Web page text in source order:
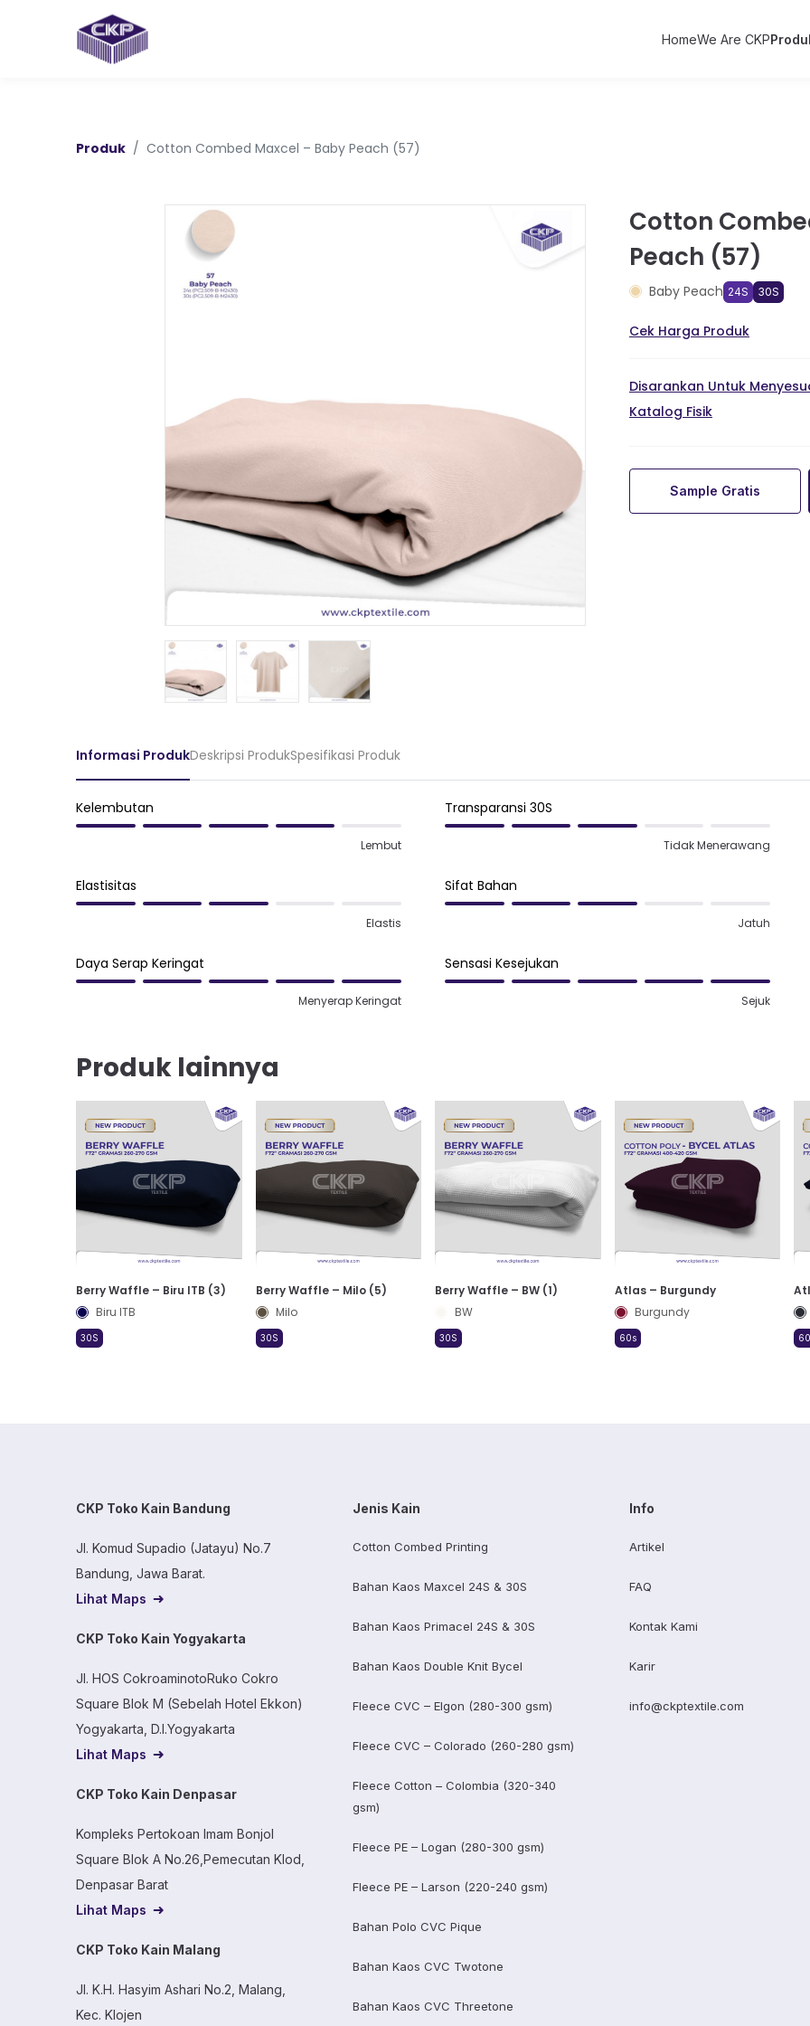
HomeWe Are CKP
Produk Cotton Combed Maxcel – Baby Peach (57)
Cotton
Peach (57)
Baby Peach 24S 30S
Cek Harga Produk
Disarankan Untuk
Katalog Fisik
Sample Gratis
Informasi ProdukDeskripsi ProdukSpesifikasi Produk
Kelembutan
Lembut
Transparansi 30S
Tidak Menerawang
Elastisitas
Elastis
Sifat Bahan
Jatuh
Daya Serap Keringat
Menyerap Keringat
Sensasi Kesejukan
Sejuk
Produk lainnya
Berry Waffle – Biru ITB (3)
Biru ITB
30S
Berry Waffle – Milo (5)
Milo
30S
Berry Waffle – BW (1)
BW
30S
Atlas – Burgundy
Burgundy
60s
CKP Toko Kain Bandung
Jl. Komud Supadio (Jatayu) No.7
Bandung, Jawa Barat.
Lihat Maps
CKP Toko Kain Yogyakarta
Jl. HOS CokroaminotoRuko Cokro
Square Blok M (Sebelah Hotel Ekkon)
Yogyakarta, D.I.Yogyakarta
Lihat Maps
CKP Toko Kain Denpasar
Kompleks Pertokoan Imam Bonjol
Square Blok A No.26,Pemecutan Klod,
Denpasar Barat
Lihat Maps
CKP Toko Kain Malang
Jl. K.H. Hasyim Ashari No.2, Malang,
Kec. Klojen
Jenis Kain
Cotton Combed Printing
Bahan Kaos Maxcel 24S & 30S
Bahan Kaos Primacel 24S & 30S
Bahan Kaos Double Knit Bycel
Fleece CVC – Elgon (280-300 gsm)
Fleece CVC – Colorado (260-280 gsm)
Fleece Cotton – Colombia (320-340
gsm)
Fleece PE – Logan (280-300 gsm)
Fleece PE – Larson (220-240 gsm)
Bahan Polo CVC Pique
Bahan Kaos CVC Twotone
Bahan Kaos CVC Threetone
Info
Artikel
FAQ
Kontak Kami
Karir
info@ckptextile.com